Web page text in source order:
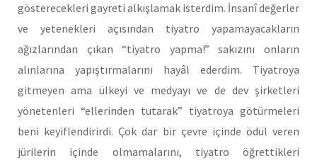
gösterecekleri gayreti alkışlamak isterdim. İnsanî değerler
ve yetenekleri açısından tiyatro yapamayacakların
ağızlarından çıkan “tiyatro yapma!” sakızını onların
alınlarına yapıştırmalarını hayâl ederdim. Tiyatroya
gitmeyen ama ülkeyi ve medyayı ve de dev şirketleri
yönetenleri “ellerinden tutarak” tiyatroya götürmeleri
beni keyiflendirirdi. Çok dar bir çevre içinde ödül veren
jürilerin içinde olmamalarını, tiyatro öğrettikleri